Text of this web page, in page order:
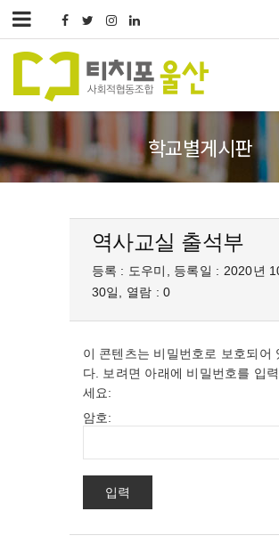
학교별게시판
역사교실 출석부
등록 : 도우미, 등록일 : 2020년
30일, 열람 : 0
이 콘텐츠는 비밀번호로 보호되어
다. 보려면 아래에 비밀번호를 입
세요:
암호: